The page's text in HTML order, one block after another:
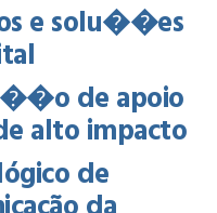
e solu��es
de apoio
alto impacto
de